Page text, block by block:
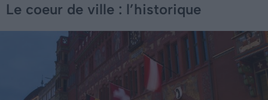
Le coeur de ville : l’historique